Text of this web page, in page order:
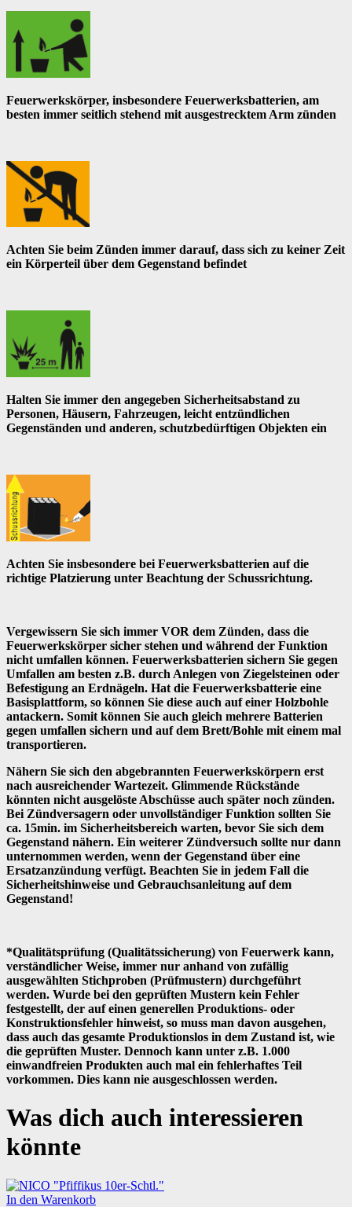
Feuerwerkskörper, insbesondere Feuerwerksbatterien, am
besten immer seitlich stehend mit ausgestrecktem Arm zünden
Achten Sie beim Zünden immer darauf, dass sich zu keiner Zeit
ein Körperteil über dem Gegenstand befindet
Halten Sie immer den angegeben Sicherheitsabstand zu
Personen, Häusern, Fahrzeugen, leicht entzündlichen
Gegenständen und anderen, schutzbedürftigen Objekten ein
Achten Sie insbesondere bei Feuerwerksbatterien auf die
richtige Platzierung unter Beachtung der Schussrichtung.
Vergewissern Sie sich immer VOR dem Zünden, dass die
Feuerwerkskörper sicher stehen und während der Funktion
nicht umfallen können. Feuerwerksbatterien sichern Sie gegen
Umfallen am besten z.B. durch Anlegen von Ziegelsteinen oder
Befestigung an Erdnägeln. Hat die Feuerwerksbatterie eine
Basisplattform, so können Sie diese auch auf einer Holzbohle
antackern. Somit können Sie auch gleich mehrere Batterien
gegen umfallen sichern und auf dem Brett/Bohle mit einem mal
transportieren.
Nähern Sie sich den abgebrannten Feuerwerkskörpern erst
nach ausreichender Wartezeit. Glimmende Rückstände
könnten nicht ausgelöste Abschüsse auch später noch zünden.
Bei Zündversagern oder unvollständiger Funktion sollten Sie
ca. 15min. im Sicherheitsbereich warten, bevor Sie sich dem
Gegenstand nähern. Ein weiterer Zündversuch sollte nur dann
unternommen werden, wenn der Gegenstand über eine
Ersatzanzündung verfügt. Beachten Sie in jedem Fall die
Sicherheitshinweise und Gebrauchsanleitung auf dem
Gegenstand!
*Qualitätsprüfung (Qualitätssicherung) von Feuerwerk kann,
verständlicher Weise, immer nur anhand von zufällig
ausgewählten Stichproben (Prüfmustern) durchgeführt
werden. Wurde bei den geprüften Mustern kein Fehler
festgestellt, der auf einen generellen Produktions- oder
Konstruktionsfehler hinweist, so muss man davon ausgehen,
dass auch das gesamte Produktionslos in dem Zustand ist, wie
die geprüften Muster. Dennoch kann unter z.B. 1.000
einwandfreien Produkten auch mal ein fehlerhaftes Teil
vorkommen. Dies kann nie ausgeschlossen werden.
Was dich auch interessieren
könnte
In den Warenkorb